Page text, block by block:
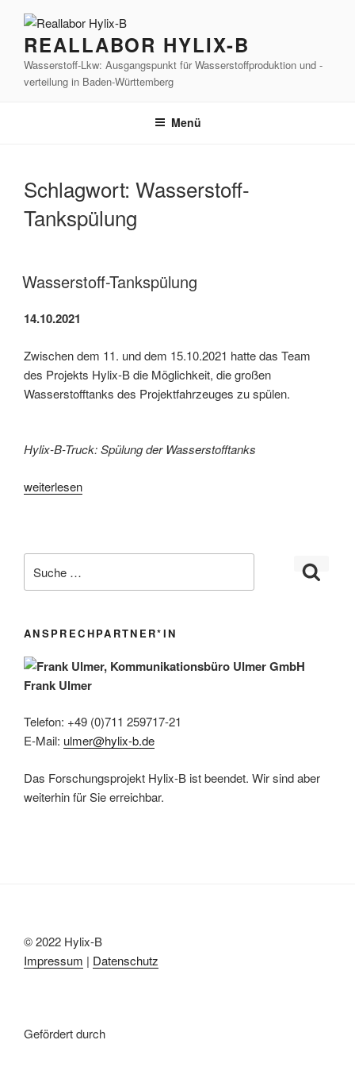
Inhalt
springenREALLABOR HYLIX-B
Wasserstoff-Lkw: Ausgangspunkt für Wasserstoffproduktion und -
verteilung in Baden-Württemberg
Menü
Schlagwort: Wasserstoff-
Tankspülung
Wasserstoff-Tankspülung
14.10.2021
Zwischen dem 11. und dem 15.10.2021 hatte das Team
des Projekts Hylix-B die Möglichkeit, die großen
Wasserstofftanks des Projektfahrzeuges zu spülen.
Hylix-B-Truck: Spülung der Wasserstofftanks
„Wasserstoff-
weiterlesen
ANSPRECHPARTNER*IN
Frank Ulmer
Telefon: +49 (0)711 259717-21
E-Mail: ulmer@hylix-b.de
Das Forschungsprojekt Hylix-B ist beendet. Wir sind aber
weiterhin für Sie erreichbar.
© 2022 Hylix-B
Impressum | Datenschutz
Gefördert durch